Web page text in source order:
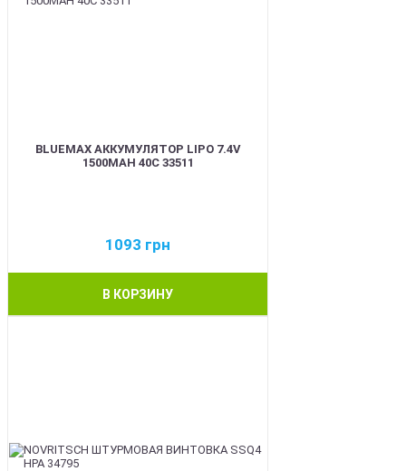
BLUEMAX АККУМУЛЯТОР LIPO 7.4V
1500MAH 40C 33511
1093 грн
В КОРЗИНУ